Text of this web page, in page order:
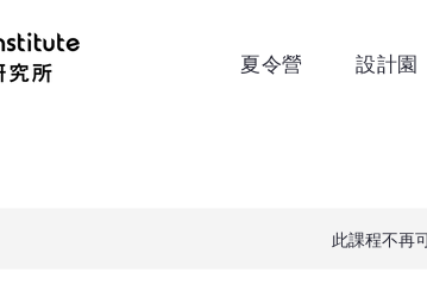
夏令營 設計園
此課程不再